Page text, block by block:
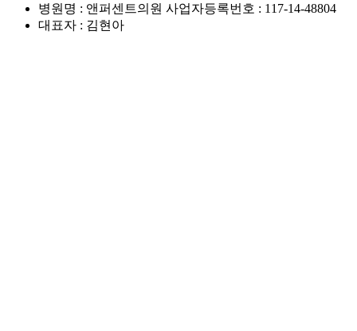
병원명 : 앤퍼센트의원 사업자등록번호 : 117-14-48804
대표자 : 김현아